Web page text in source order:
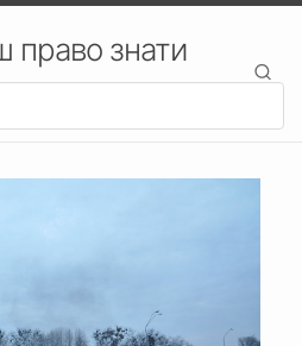
знати